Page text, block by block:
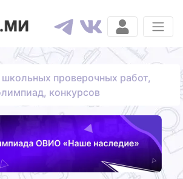
проверочных работ,
конкурсов